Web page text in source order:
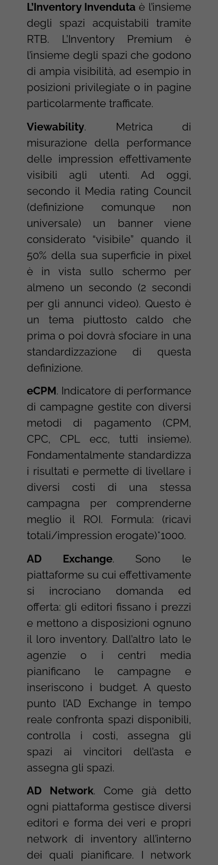
L’Inventory Invenduta è l’insieme
degli spazi acquistabili tramite
RTB. L’Inventory Premium è
l’insieme degli spazi che godono
di ampia visibilità, ad esempio in
posizioni privilegiate o in pagine
particolarmente trafficate.
Viewability. Metrica di
misurazione della performance
delle impression effettivamente
visibili agli utenti. Ad oggi,
secondo il Media rating Council
(definizione comunque non
universale) un banner viene
considerato “visibile” quando il
50% della sua superficie in pixel
è in vista sullo schermo per
almeno un secondo (2 secondi
per gli annunci video). Questo è
un tema piuttosto caldo che
prima o poi dovrà sfociare in una
standardizzazione di questa
definizione.
eCPM. Indicatore di performance
di campagne gestite con diversi
metodi di pagamento (CPM,
CPC, CPL ecc, tutti insieme).
Fondamentalmente standardizza
i risultati e permette di livellare i
diversi costi di una stessa
campagna per comprenderne
meglio il ROI. Formula: (ricavi
totali/impression erogate)*1000.
AD Exchange. Sono le
piattaforme su cui effettivamente
si incrociano domanda ed
offerta: gli editori fissano i prezzi
e mettono a disposizioni ognuno
il loro inventory. Dall’altro lato le
agenzie o i centri media
pianificano le campagne e
inseriscono i budget. A questo
punto l’AD Exchange in tempo
reale confronta spazi disponibili,
controlla i costi, assegna gli
spazi ai vincitori dell’asta e
assegna gli spazi.
AD Network. Come già detto
ogni piattaforma gestisce diversi
editori e forma dei veri e propri
network di inventory all’interno
dei quali pianificare. I network